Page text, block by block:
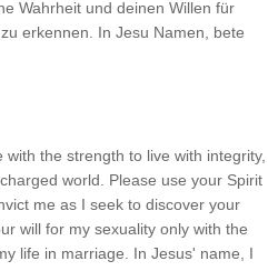
Wahrheit und deinen Willen für
erkennen. In Jesu Namen, bete
the strength to live with integrity,
world. Please use your Spirit
me as I seek to discover your
will for my sexuality only with the
life in marriage. In Jesus' name, I